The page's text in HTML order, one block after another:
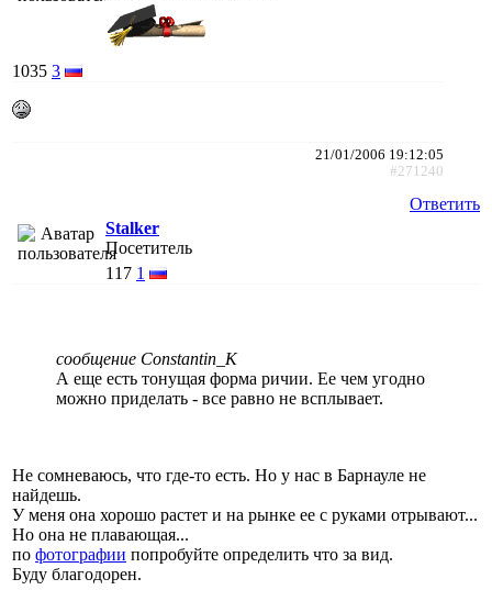
1035 3
21/01/2006 19:12:05
#271240
Ответить
Stalker
Посетитель
117 1
сообщение Constantin_K
А еще есть тонущая форма ричии. Ее чем угодно
можно приделать - все равно не всплывает.
Не сомневаюсь, что где-то есть. Но у нас в Барнауле не
найдешь.
У меня она хорошо растет и на рынке ее с руками отрывают...
Но она не плавающая...
по фотографии попробуйте определить что за вид.
Буду благодорен.